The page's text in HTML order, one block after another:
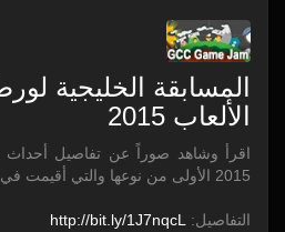
المسابقة الخليجية
الألعاب 2015
2015 الأولى من نوعها والتي أقيمت في البحرين.
التفاصيل: http://bit.ly/1J7nqcL